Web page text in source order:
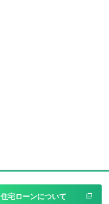
住宅ローンについて